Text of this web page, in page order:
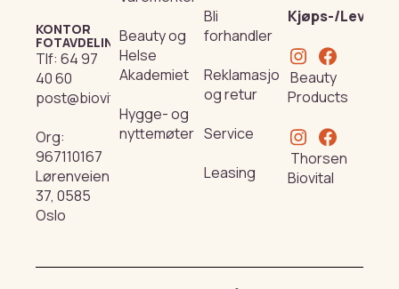
KONTOR
FOTAVDELING
Tlf: 64 97
40 60
post@biovital.no
Org:
967110167
Lørenveien
37, 0585
Oslo
Beauty og
Helse
Akademiet
Hygge- og
nyttemøter
Bli
forhandler
Reklamasjon
og retur
Service
Leasing
Kjøps-/
Beauty
Products
Thorsen
Biovital